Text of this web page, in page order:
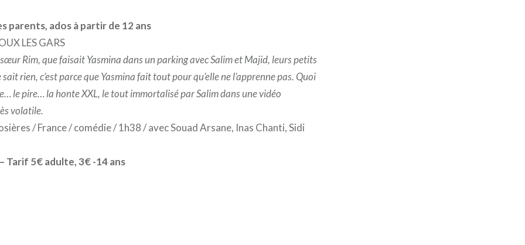
parents, ados à partir de 12 ans
LES GARS
sœur Rim, que faisait Yasmina dans un parking avec Salim et Majid, leurs petits
sait rien, c’est parce que Yasmina fait tout pour qu’elle ne l’apprenne pas. Quoi
le pire… la honte XXL, le tout immortalisé par Salim dans une vidéo
volatile.
/ France / comédie / 1h38 / avec Souad Arsane, Inas Chanti, Sidi
Tarif 5€ adulte, 3€ -14 ans